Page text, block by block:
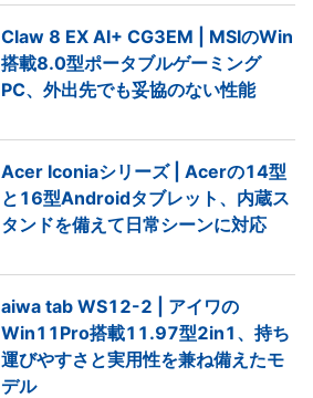
Claw 8 EX AI+ CG3EM | MSIのWin
搭載8.0型ポータブルゲーミング
PC、外出先でも妥協のない性能
Acer Iconiaシリーズ | Acerの14型
と16型Androidタブレット、内蔵ス
タンドを備えて日常シーンに対応
aiwa tab WS12-2 | アイワの
Win11Pro搭載11.97型2in1、持ち
運びやすさと実用性を兼ね備えたモ
デル